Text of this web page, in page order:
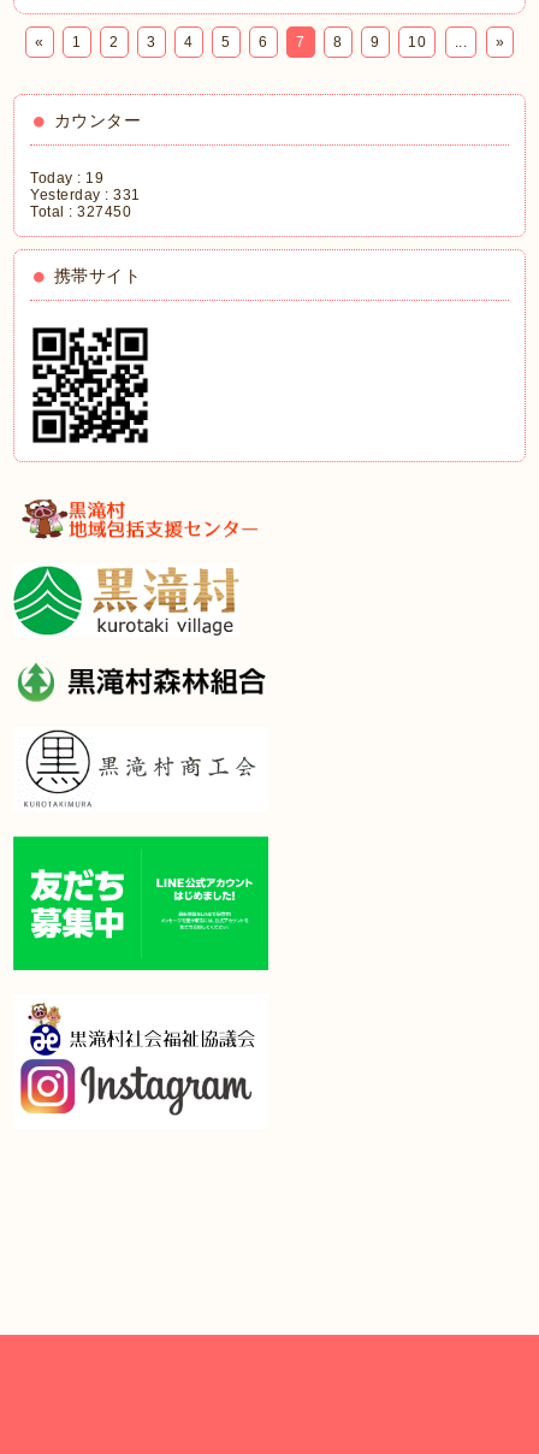
« 1 2 3 4 5 6 7 8 9 10 »
カウンター
Today : 19
Yesterday :331
Total :327450
携帯サイト